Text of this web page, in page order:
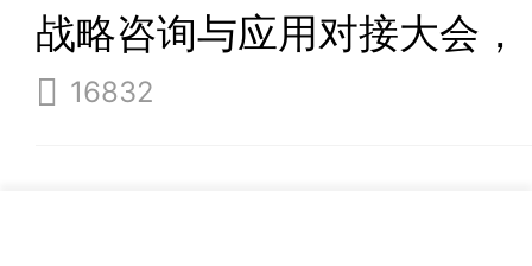
战略咨询与应用对接大会，
以技术革新引领行业新未来
16832